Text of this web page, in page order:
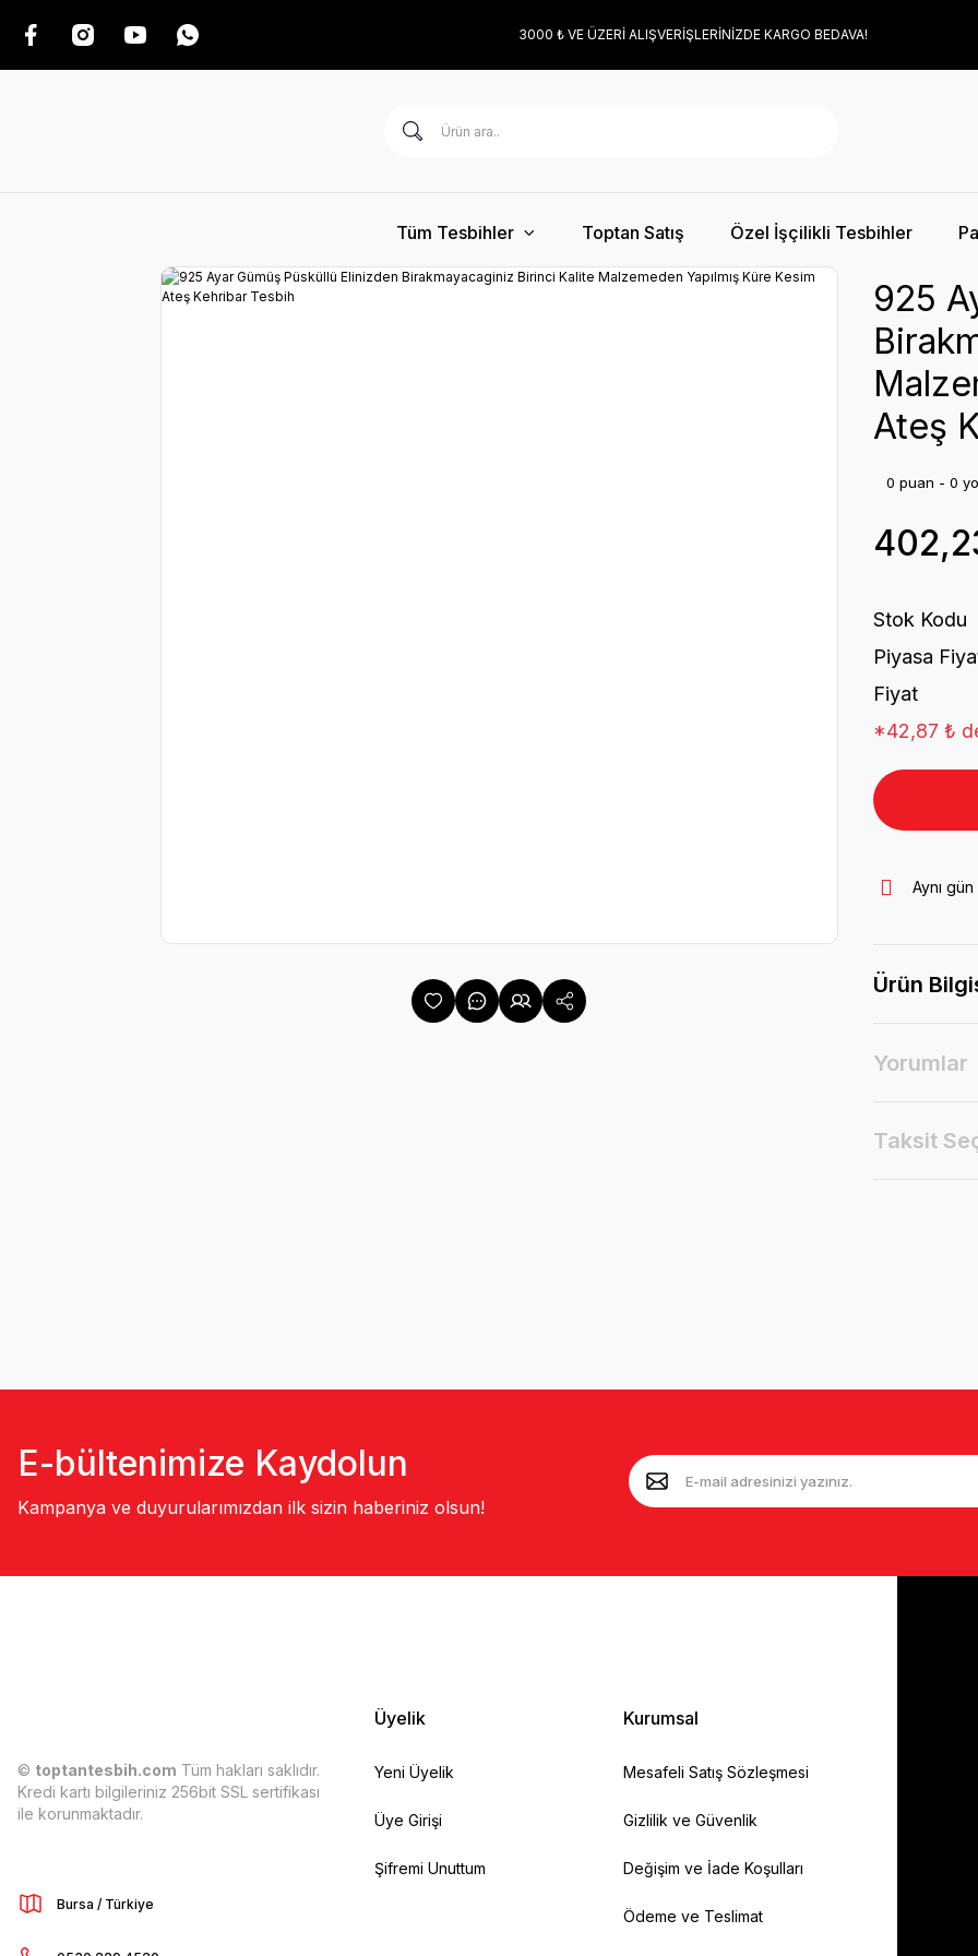
3000 ₺ VE ÜZERİ ALIŞVERİŞLERİNİZDE KARGO BEDAVA!
Tüm Tesbihler Toptan Satış Özel İşçilikli Tesbihler
925
Ateş
0 puan - 0
Stok Kodu
Piyasa
Fiyat
*42,87 ₺
Aynı
Ürün
Yorumlar
Taksit
E-bültenimize Kaydolun
Kampanya ve duyurularımızdan ilk sizin haberiniz olsun!
© toptantesbih.com Tüm hakları saklıdır.
Kredi kartı bilgileriniz 256bit SSL sertifikası
ile korunmaktadır.
Bursa / Türkiye
Üyelik
Yeni Üyelik
Üye Girişi
Şifremi Unuttum
Kurumsal
Mesafeli Satış Sözleşmesi
Gizlilik ve Güvenlik
Değişim ve İade Koşulları
Ödeme ve Teslimat